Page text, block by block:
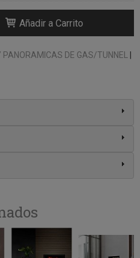
Añadir a Carrito
DE GAS/TUNNEL